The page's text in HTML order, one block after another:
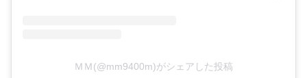
ＭＭ(@mm9400m)がシェアした投稿